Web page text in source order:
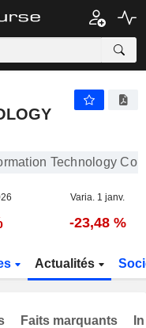
Technology Co.,
Varia. 1 janv.
-23,48 %
Actualités
Faits marquants